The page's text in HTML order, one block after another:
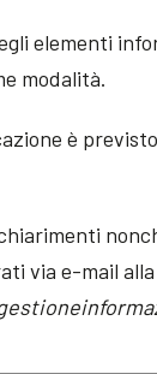
elementi
modalità.
è
via e-mail